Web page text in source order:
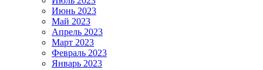
Июнь 2023
Май 2023
Апрель 2023
Март 2023
Февраль 2023
Январь 2023